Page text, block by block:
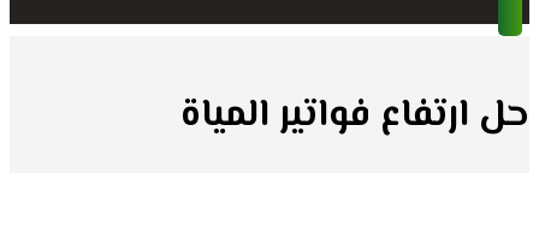
حل ارتفاع فواتير المياة